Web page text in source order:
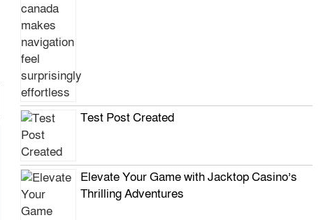
Test Post Created
Elevate Your Game with Jacktop Casino’s
Thrilling Adventures